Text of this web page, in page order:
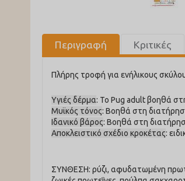
Περιγραφή Κριτικές
Πλήρης τροφή για ενήλικους
Υγιές δέρμα: Το Pug adult βοηθά
Μυϊκός τόνος: Βοηθά στη
Ιδανικό βάρος: Βοηθά στη
Αποκλειστικό σχέδιο κροκέτας:
ΣΥΝΘΕΣΗ: ρύζι, αφυδατωμένη